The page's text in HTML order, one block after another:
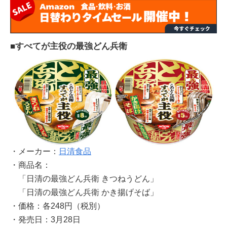
■すべてが主役の最強どん兵衛
・メーカー： 日清食品
・商品名：
「日清の最強どん兵衛 きつねうどん」
「日清の最強どん兵衛 かき揚げそば」
・価格：各248円（税別）
・発売日：3月28日